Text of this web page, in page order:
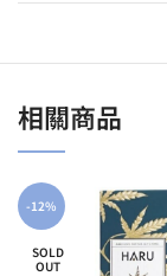
相關商品
-12%
SOLD
OUT